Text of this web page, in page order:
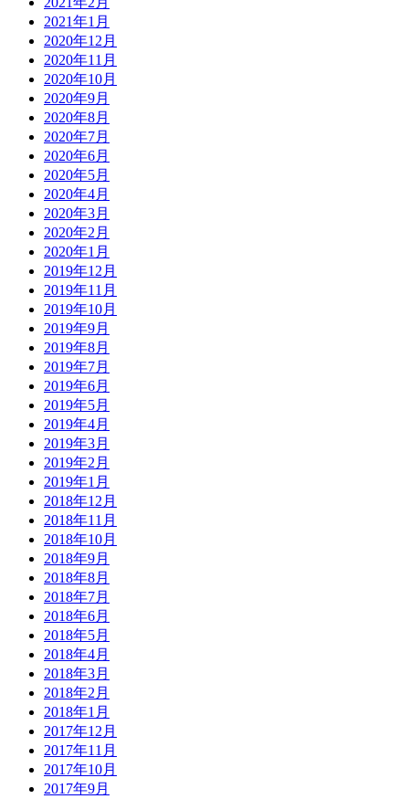
2021年1月
2020年12月
2020年11月
2020年10月
2020年9月
2020年8月
2020年7月
2020年6月
2020年5月
2020年4月
2020年3月
2020年2月
2020年1月
2019年12月
2019年11月
2019年10月
2019年9月
2019年8月
2019年7月
2019年6月
2019年5月
2019年4月
2019年3月
2019年2月
2019年1月
2018年12月
2018年11月
2018年10月
2018年9月
2018年8月
2018年7月
2018年6月
2018年5月
2018年4月
2018年3月
2018年2月
2018年1月
2017年12月
2017年11月
2017年10月
2017年9月